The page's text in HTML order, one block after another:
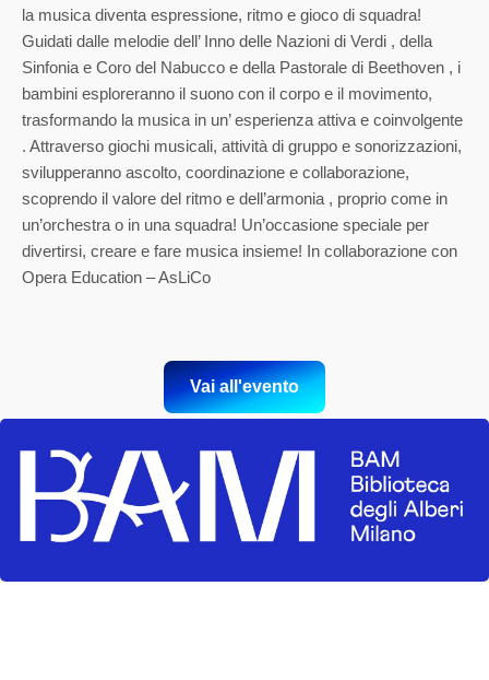
la musica diventa espressione, ritmo e gioco di squadra!
Guidati dalle melodie dell’ Inno delle Nazioni di Verdi , della
Sinfonia e Coro del Nabucco e della Pastorale di Beethoven , i
bambini esploreranno il suono con il corpo e il movimento,
trasformando la musica in un’ esperienza attiva e coinvolgente
. Attraverso giochi musicali, attività di gruppo e sonorizzazioni,
svilupperanno ascolto, coordinazione e collaborazione,
scoprendo il valore del ritmo e dell’armonia , proprio come in
un’orchestra o in una squadra! Un’occasione speciale per
divertirsi, creare e fare musica insieme! In collaborazione con
Opera Education – AsLiCo
Vai all'evento